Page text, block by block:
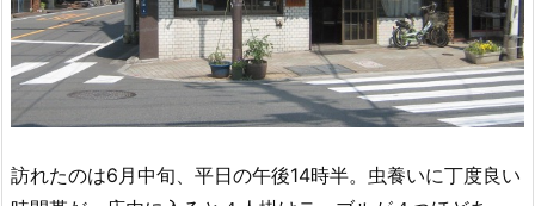
訪れたのは6月中旬、平日の午後14時半。虫養いに丁度良い